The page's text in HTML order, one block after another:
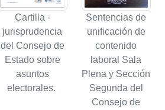
Cartilla -
jurisprudencia
del Consejo de
Estado sobre
asuntos
electorales.
Sentencias de
unificación de
contenido
laboral Sala
Plena y Sección
Segunda del
Consejo de